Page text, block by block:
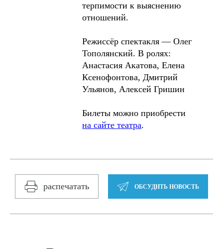
терпимости к выяснению
отношений.
Режиссёр спектакля — Олег
Тополянский. В ролях:
Анастасия Акатова, Елена
Ксенофонтова, Дмитрий
Ульянов, Алексей Гришин
Билеты можно приобрести
на сайте театра.
распечатать ОБСУДИТЬ НОВОСТЬ